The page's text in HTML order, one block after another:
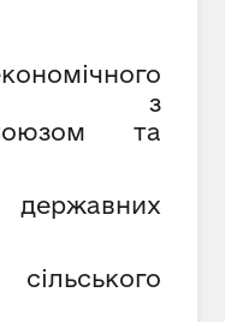
з
та
державних